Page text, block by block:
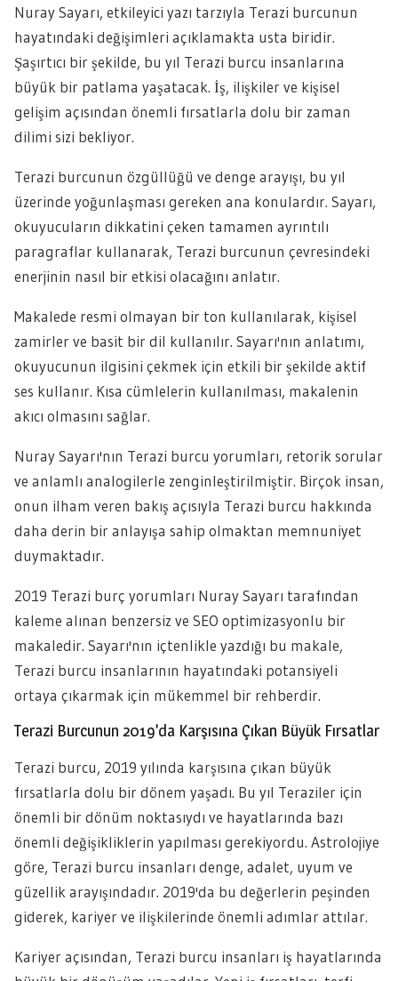
Nuray Sayarı, etkileyici yazı tarzıyla Terazi burcunun
hayatındaki değişimleri açıklamakta usta biridir.
Şaşırtıcı bir şekilde, bu yıl Terazi burcu insanlarına
büyük bir patlama yaşatacak. İş, ilişkiler ve kişisel
gelişim açısından önemli fırsatlarla dolu bir zaman
dilimi sizi bekliyor.
Terazi burcunun özgüllüğü ve denge arayışı, bu yıl
üzerinde yoğunlaşması gereken ana konulardır. Sayarı,
okuyucuların dikkatini çeken tamamen ayrıntılı
paragraflar kullanarak, Terazi burcunun çevresindeki
enerjinin nasıl bir etkisi olacağını anlatır.
Makalede resmi olmayan bir ton kullanılarak, kişisel
zamirler ve basit bir dil kullanılır. Sayarı'nın anlatımı,
okuyucunun ilgisini çekmek için etkili bir şekilde aktif
ses kullanır. Kısa cümlelerin kullanılması, makalenin
akıcı olmasını sağlar.
Nuray Sayarı'nın Terazi burcu yorumları, retorik sorular
ve anlamlı analogilerle zenginleştirilmiştir. Birçok insan,
onun ilham veren bakış açısıyla Terazi burcu hakkında
daha derin bir anlayışa sahip olmaktan memnuniyet
duymaktadır.
2019 Terazi burç yorumları Nuray Sayarı tarafından
kaleme alınan benzersiz ve SEO optimizasyonlu bir
makaledir. Sayarı'nın içtenlikle yazdığı bu makale,
Terazi burcu insanlarının hayatındaki potansiyeli
ortaya çıkarmak için mükemmel bir rehberdir.
Terazi Burcunun 2019’da Karşısına Çıkan Büyük Fırsatlar
Terazi burcu, 2019 yılında karşısına çıkan büyük
fırsatlarla dolu bir dönem yaşadı. Bu yıl Teraziler için
önemli bir dönüm noktasıydı ve hayatlarında bazı
önemli değişikliklerin yapılması gerekiyordu. Astrolojiye
göre, Terazi burcu insanları denge, adalet, uyum ve
güzellik arayışındadır. 2019'da bu değerlerin peşinden
giderek, kariyer ve ilişkilerinde önemli adımlar attılar.
Kariyer açısından, Terazi burcu insanları iş hayatlarında